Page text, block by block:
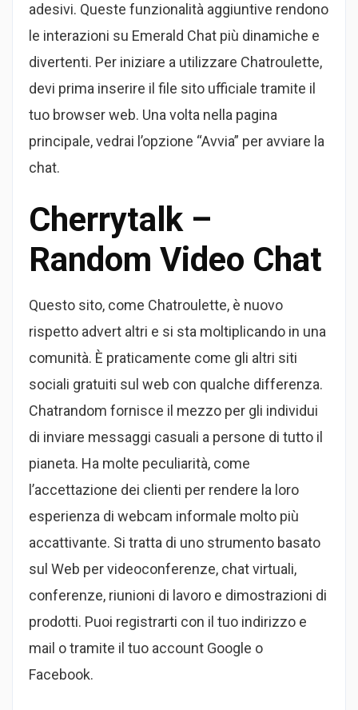
adesivi. Queste funzionalità aggiuntive rendono
le interazioni su Emerald Chat più dinamiche e
divertenti. Per iniziare a utilizzare Chatroulette,
devi prima inserire il file sito ufficiale tramite il
tuo browser web. Una volta nella pagina
principale, vedrai l’opzione “Avvia” per avviare la
chat.
Cherrytalk –
Random Video Chat
Questo sito, come Chatroulette, è nuovo
rispetto advert altri e si sta moltiplicando in una
comunità. È praticamente come gli altri siti
sociali gratuiti sul web con qualche differenza.
Chatrandom fornisce il mezzo per gli individui
di inviare messaggi casuali a persone di tutto il
pianeta. Ha molte peculiarità, come
l’accettazione dei clienti per rendere la loro
esperienza di webcam informale molto più
accattivante. Si tratta di uno strumento basato
sul Web per videoconferenze, chat virtuali,
conferenze, riunioni di lavoro e dimostrazioni di
prodotti. Puoi registrarti con il tuo indirizzo e
mail o tramite il tuo account Google o
Facebook.